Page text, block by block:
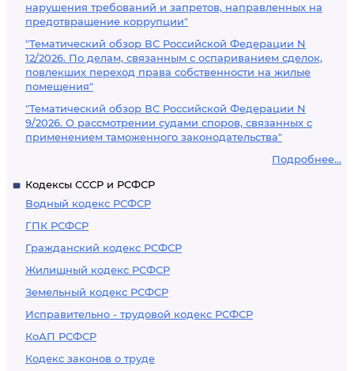
нарушения требований и запретов, направленных на
предотвращение коррупции"
"Тематический обзор ВС Российской Федерации N
12/2026. По делам, связанным с оспариванием сделок,
повлекших переход права собственности на жилые
помещения"
"Тематический обзор ВС Российской Федерации N
9/2026. О рассмотрении судами споров, связанных с
применением таможенного законодательства"
Подробнее...
Кодексы СССР и РСФСР
Водный кодекс РСФСР
ГПК РСФСР
Гражданский кодекс РСФСР
Жилищный кодекс РСФСР
Земельный кодекс РСФСР
Исправительно - трудовой кодекс РСФСР
КоАП РСФСР
Кодекс законов о труде